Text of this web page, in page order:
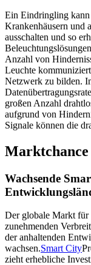
Ein Eindringling kann
Krankenhäusern und
ausschalten und so
Anzahl von
Leuchte
Netzwerk zu bilden.
großen Anzahl
aufgrund von
Signale können die
Marktchance
Wachsende
Der globale Markt
zunehmenden
der anhaltenden
wachsen.Smart City
zieht erhebliche